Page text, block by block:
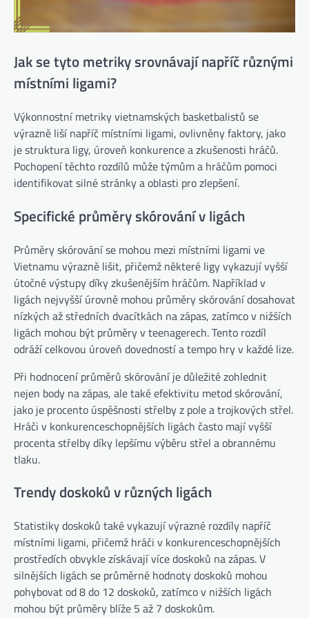
Jak se tyto metriky srovnávají napříč různými
místními ligami?
Výkonnostní metriky vietnamských basketbalistů se
výrazně liší napříč místními ligami, ovlivněny faktory, jako
je struktura ligy, úroveň konkurence a zkušenosti hráčů.
Pochopení těchto rozdílů může týmům a hráčům pomoci
identifikovat silné stránky a oblasti pro zlepšení.
Specifické průměry skórování v ligách
Průměry skórování se mohou mezi místními ligami ve
Vietnamu výrazně lišit, přičemž některé ligy vykazují vyšší
útočné výstupy díky zkušenějším hráčům. Například v
ligách nejvyšší úrovně mohou průměry skórování dosahovat
nízkých až středních dvacítkách na zápas, zatímco v nižších
ligách mohou být průměry v teenagerech. Tento rozdíl
odráží celkovou úroveň dovedností a tempo hry v každé lize.
Při hodnocení průměrů skórování je důležité zohlednit
nejen body na zápas, ale také efektivitu metod skórování,
jako je procento úspěšnosti střelby z pole a trojkových střel.
Hráči v konkurenceschopnějších ligách často mají vyšší
procenta střelby díky lepšímu výběru střel a obrannému
tlaku.
Trendy doskoků v různých ligách
Statistiky doskoků také vykazují výrazné rozdíly napříč
místními ligami, přičemž hráči v konkurenceschopnějších
prostředích obvykle získávají více doskoků na zápas. V
silnějších ligách se průměrné hodnoty doskoků mohou
pohybovat od 8 do 12 doskoků, zatímco v nižších ligách
mohou být průměry blíže 5 až 7 doskokům.